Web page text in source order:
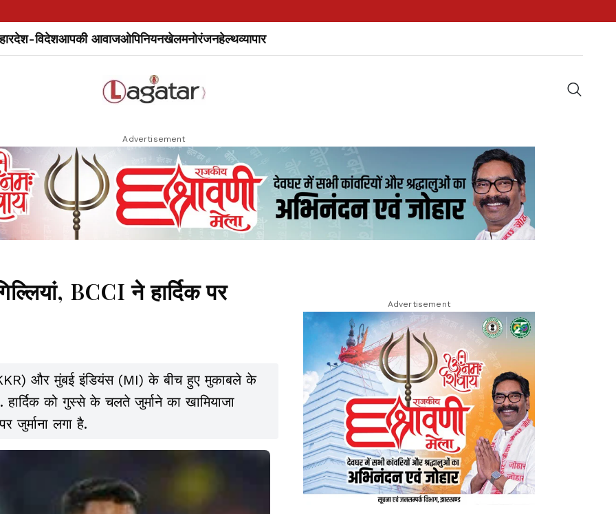
देश-विदेशआपकी आवाजओपिनियनखेलमनोरंजनहेल्थव्यापार
Advertisement
BCCI ने हार्दिक पर
और मुंबई इंडियंस (MI) के बीच हुए मुकाबले के
हार्दिक को गुस्से के चलते जुर्माने का खामियाजा
जुर्माना लगा है.
Advertisement